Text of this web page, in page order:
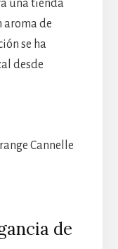
una tienda
aroma de
se ha
desde
Cannelle
de